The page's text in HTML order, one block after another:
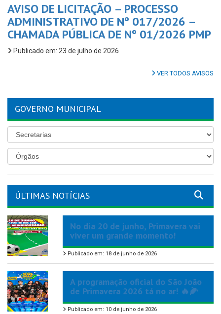
AVISO DE LICITAÇÃO – PROCESSO
ADMINISTRATIVO DE Nº 017/2026 –
CHAMADA PÚBLICA DE Nº 01/2026 PMP
Publicado em: 23 de julho de 2026
VER TODOS AVISOS
GOVERNO MUNICIPAL
ÚLTIMAS NOTÍCIAS
No dia 20 de junho, Primavera vai
viver um grande momento!
Publicado em: 18 de junho de 2026
A programação oficial do São João
de Primavera 2026 tá no ar! 🔥🌽
Publicado em: 10 de junho de 2026